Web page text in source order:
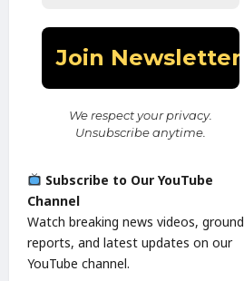
We respect your privacy.
Unsubscribe anytime.
Subscribe to Our YouTube
Channel
Watch breaking news videos, ground
reports, and latest updates on our
YouTube channel.